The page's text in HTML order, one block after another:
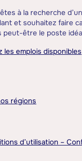
à la recherche
et souhaitez faire
peut-être le poste
les emplois disponibles
régions
d’utilisation –